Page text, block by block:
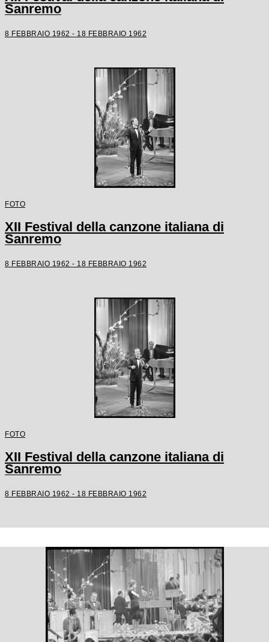
Sanremo
8 FEBBRAIO 1962 - 18 FEBBRAIO 1962
FOTO
XII Festival della canzone italiana di
Sanremo
8 FEBBRAIO 1962 - 18 FEBBRAIO 1962
FOTO
XII Festival della canzone italiana di
Sanremo
8 FEBBRAIO 1962 - 18 FEBBRAIO 1962